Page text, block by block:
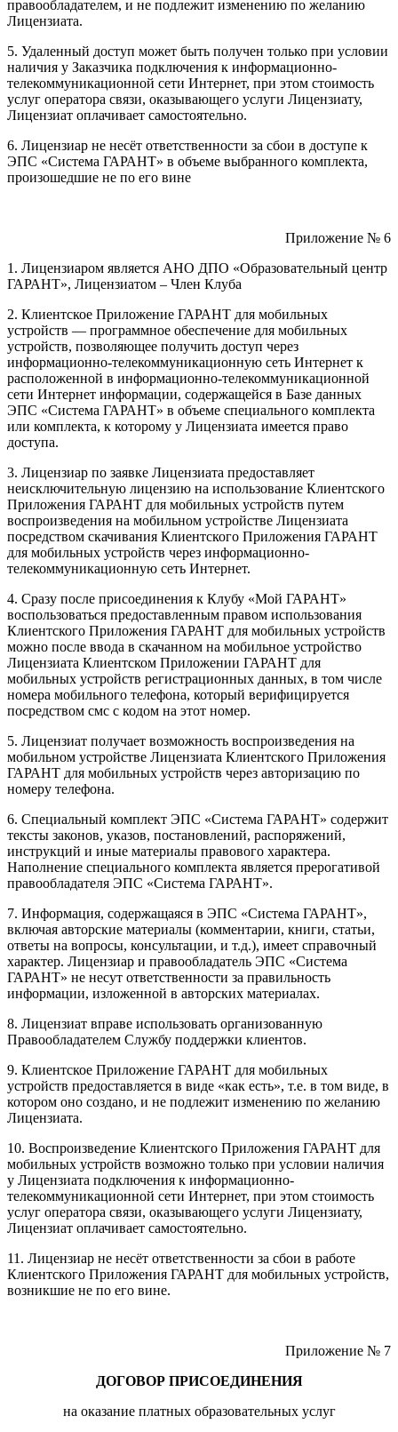
правообладателем, и не подлежит изменению по желанию
Лицензиата.
5. Удаленный доступ может быть получен только при условии
наличия у Заказчика подключения к информационно-
телекоммуникационной сети Интернет, при этом стоимость
услуг оператора связи, оказывающего услуги Лицензиату,
Лицензиат оплачивает самостоятельно.
6. Лицензиар не несёт ответственности за сбои в доступе к
ЭПС «Система ГАРАНТ» в объеме выбранного комплекта,
произошедшие не по его вине
Приложение № 6
1. Лицензиаром является АНО ДПО «Образовательный центр
ГАРАНТ», Лицензиатом – Член Клуба
2. Клиентское Приложение ГАРАНТ для мобильных
устройств — программное обеспечение для мобильных
устройств, позволяющее получить доступ через
информационно-телекоммуникационную сеть Интернет к
расположенной в информационно-телекоммуникационной
сети Интернет информации, содержащейся в Базе данных
ЭПС «Система ГАРАНТ» в объеме специального комплекта
или комплекта, к которому у Лицензиата имеется право
доступа.
3. Лицензиар по заявке Лицензиата предоставляет
неисключительную лицензию на использование Клиентского
Приложения ГАРАНТ для мобильных устройств путем
воспроизведения на мобильном устройстве Лицензиата
посредством скачивания Клиентского Приложения ГАРАНТ
для мобильных устройств через информационно-
телекоммуникационную сеть Интернет.
4. Сразу после присоединения к Клубу «Мой ГАРАНТ»
воспользоваться предоставленным правом использования
Клиентского Приложения ГАРАНТ для мобильных устройств
можно после ввода в скачанном на мобильное устройство
Лицензиата Клиентском Приложении ГАРАНТ для
мобильных устройств регистрационных данных, в том числе
номера мобильного телефона, который верифицируется
посредством смс с кодом на этот номер.
5. Лицензиат получает возможность воспроизведения на
мобильном устройстве Лицензиата Клиентского Приложения
ГАРАНТ для мобильных устройств через авторизацию по
номеру телефона.
6. Специальный комплект ЭПС «Система ГАРАНТ» содержит
тексты законов, указов, постановлений, распоряжений,
инструкций и иные материалы правового характера.
Наполнение специального комплекта является прерогативой
правообладателя ЭПС «Система ГАРАНТ».
7. Информация, содержащаяся в ЭПС «Система ГАРАНТ»,
включая авторские материалы (комментарии, книги, статьи,
ответы на вопросы, консультации, и т.д.), имеет справочный
характер. Лицензиар и правообладатель ЭПС «Система
ГАРАНТ» не несут ответственности за правильность
информации, изложенной в авторских материалах.
8. Лицензиат вправе использовать организованную
Правообладателем Службу поддержки клиентов.
9. Клиентское Приложение ГАРАНТ для мобильных
устройств предоставляется в виде «как есть», т.е. в том виде, в
котором оно создано, и не подлежит изменению по желанию
Лицензиата.
10. Воспроизведение Клиентского Приложения ГАРАНТ для
мобильных устройств возможно только при условии наличия
у Лицензиата подключения к информационно-
телекоммуникационной сети Интернет, при этом стоимость
услуг оператора связи, оказывающего услуги Лицензиату,
Лицензиат оплачивает самостоятельно.
11. Лицензиар не несёт ответственности за сбои в работе
Клиентского Приложения ГАРАНТ для мобильных устройств,
возникшие не по его вине.
Приложение № 7
ДОГОВОР ПРИСОЕДИНЕНИЯ
на оказание платных образовательных услуг